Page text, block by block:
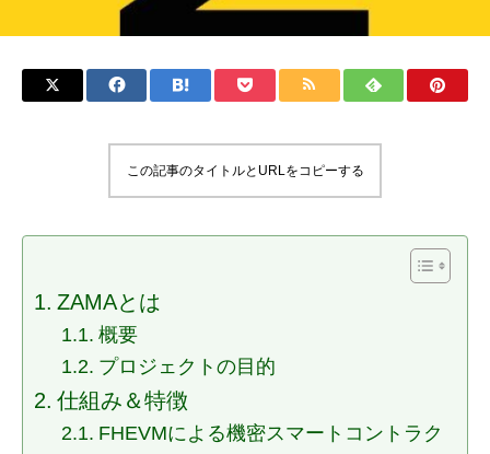
この記事のタイトルとURLをコピーする
ZAMAとは
概要
プロジェクトの目的
仕組み＆特徴
FHEVMによる機密スマートコントラク